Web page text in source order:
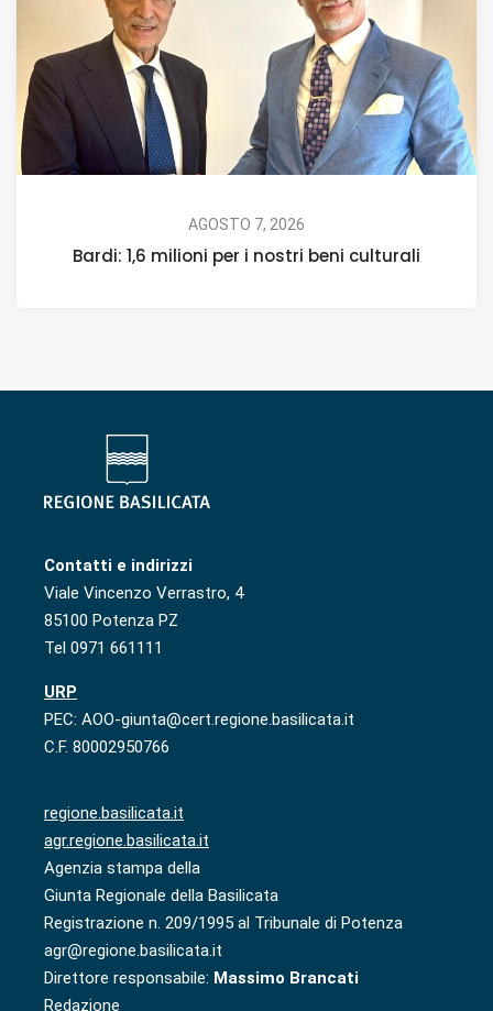
AGOSTO 7, 2026
Bardi: 1,6 milioni per i nostri beni culturali
Contatti e indirizzi
Viale Vincenzo Verrastro, 4
85100 Potenza PZ
Tel 0971 661111
URP
PEC: AOO-giunta@cert.regione.basilicata.it
C.F. 80002950766
regione.basilicata.it
agr.regione.basilicata.it
Agenzia stampa della
Giunta Regionale della Basilicata
Registrazione n. 209/1995 al Tribunale di Potenza
agr@regione.basilicata.it
Direttore responsabile: Massimo Brancati
Redazione